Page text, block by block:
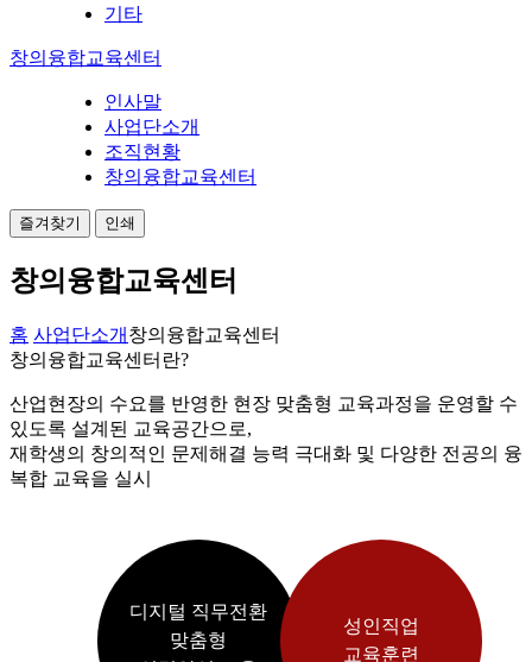
기타
창의융합교육센터
인사말
사업단소개
조직현황
창의융합교육센터
즐겨찾기 인쇄
창의융합교육센터
홈 사업단소개 창의융합교육센터
창의융합교육센터란?
산업현장의 수요를 반영한 현장 맞춤형 교육과정을 운영할 수
있도록 설계된 교육공간으로,
재학생의 창의적인 문제해결 능력 극대화 및 다양한 전공의 융
복합 교육을 실시
디지털 직무전환
맞춤형
성인직업
교육훈련